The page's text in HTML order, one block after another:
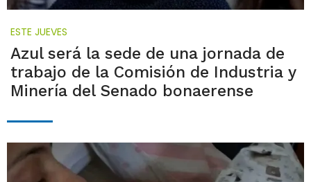
ESTE JUEVES
Azul será la sede de una jornada de
trabajo de la Comisión de Industria y
Minería del Senado bonaerense